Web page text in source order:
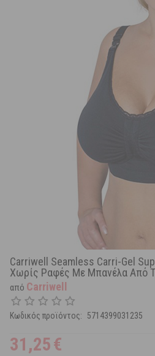
Carriwell Seamless Carri-Gel
Χωρίς Ραφές Με Μπανέλα Από
από Carriwell
Κωδικός προϊόντος: 5714399031235
31,25€